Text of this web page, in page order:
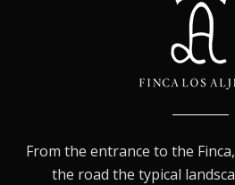
From the entrance to the
the road the typical